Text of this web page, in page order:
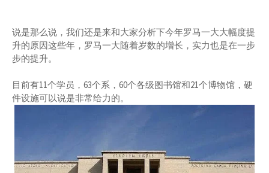
说是那么说，我们还是来和大家分析下今年罗马一大大幅度提
升的原因这些年，罗马一大随着岁数的增长，实力也是在一步
步的提升。
目前有11个学员，63个系，60个各级图书馆和21个博物馆，硬
件设施可以说是非常给力的。